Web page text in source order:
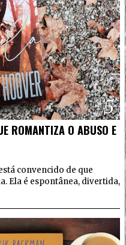
5
ROMANTIZA O ABUSO E
convencido de que
Ela é espontânea, divertida,